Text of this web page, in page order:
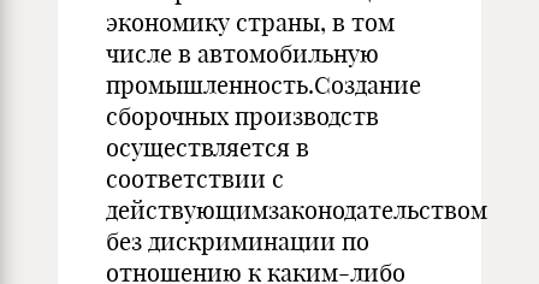
экономику страны, в том
числе в автомобильную
промышленность.Создание
сборочных производств
осуществляется в
соответствии с
действующимзаконодательством
без дискриминации по
отношению к каким-либо